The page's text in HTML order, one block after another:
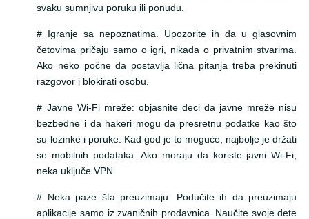
svaku sumnjivu poruku ili ponudu.
# Igranje sa nepoznatima. Upozorite ih da u glasovnim
četovima pričaju samo o igri, nikada o privatnim stvarima.
Ako neko počne da postavlja lična pitanja treba prekinuti
razgovor i blokirati osobu.
# Javne Wi-Fi mreže: objasnite deci da javne mreže nisu
bezbedne i da hakeri mogu da presretnu podatke kao što
su lozinke i poruke. Kad god je to moguće, najbolje je držati
se mobilnih podataka. Ako moraju da koriste javni Wi-Fi,
neka uključe VPN.
# Neka paze šta preuzimaju. Podučite ih da preuzimaju
aplikacije samo iz zvaničnih prodavnica. Naučite svoje dete